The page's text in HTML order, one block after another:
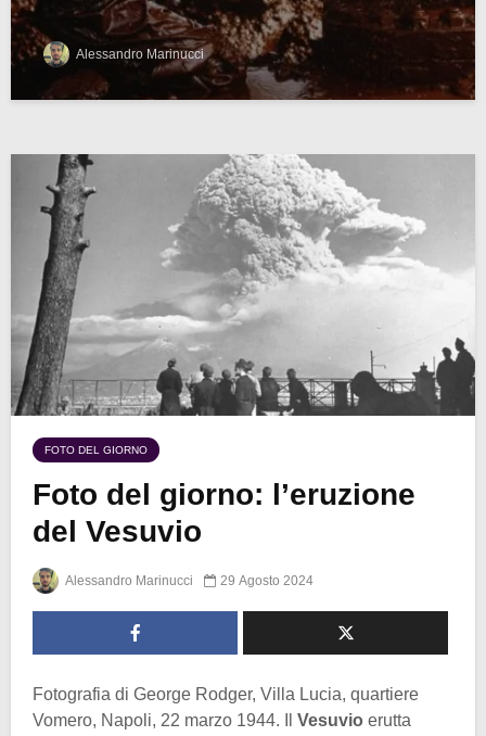
Alessandro Marinucci
FOTO DEL GIORNO
Foto del giorno: l’eruzione
del Vesuvio
Alessandro Marinucci 29 Agosto 2024
Fotografia di George Rodger, Villa Lucia, quartiere
Vomero, Napoli, 22 marzo 1944. Il Vesuvio erutta